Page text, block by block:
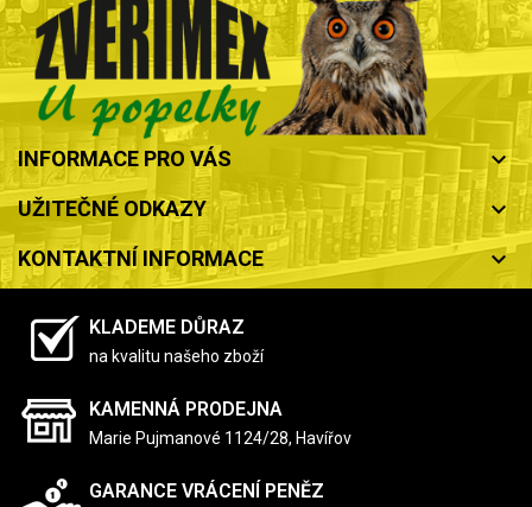
INFORMACE PRO VÁS keyboard_arrow_down
UŽITEČNÉ ODKAZY keyboard_arrow_down
KONTAKTNÍ INFORMACE keyboard_arrow_down
KLADEME DŮRAZ
na kvalitu našeho zboží
KAMENNÁ PRODEJNA
Marie Pujmanové 1124/28, Havířov
GARANCE VRÁCENÍ PENĚZ